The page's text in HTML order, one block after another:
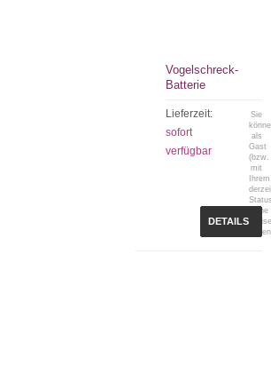
Vogelschreck-
Batterie
Lieferzeit:
sofort
verfügbar
Sie
als
Gast
(bzw.
mit
Ihrem
keine
DETAILS